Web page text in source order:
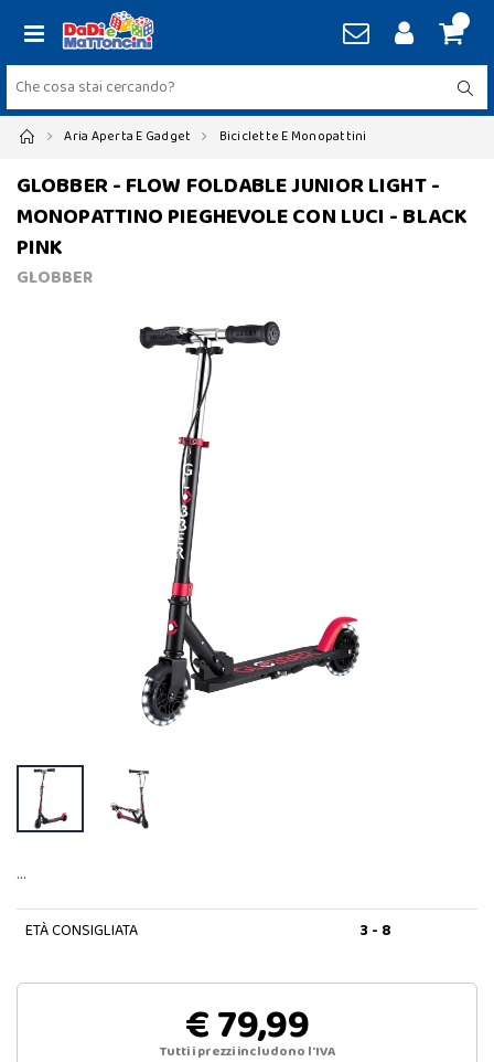
Aria Aperta E Gadget Biciclette E Monopattini
GLOBBER - FLOW FOLDABLE JUNIOR LIGHT -
MONOPATTINO PIEGHEVOLE CON LUCI - BLACK
PINK
GLOBBER
…
ETÀ CONSIGLIATA 3 - 8
€ 79,99
Tutti i prezzi includono l'IVA